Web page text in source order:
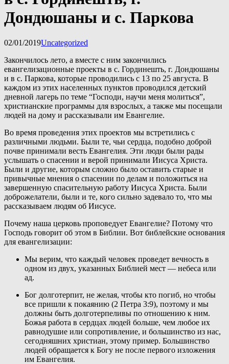
Дондюшаны и с. Парковa
02/01/2019Uncategorized
Закончилось лето, а вместе с ним закончились
евангелизационные проекты в с. Гординешть, г. Дондюшаны
и в с. Паркова, которые проводились с 13 по 25 августа. В
каждом из этих населенных пунктов проводился детский
дневной лагерь по теме “Господи, научи меня молиться”,
христианские программы для взрослых, а также мы посещали
людей на дому и рассказывали им Евангелие.
Во время проведения этих проектов мы встретились с
различными людьми. Были те, чьи сердца, подобно доброй
почве принимали весть Евангелия. Эти люди были рады
услышать о спасении и верой принимали Иисуса Христа.
Были и другие, которым сложно было оставить старые и
привычные мнения о спасении по делам и положиться на
завершенную спасительную работу Иисуса Христа. Были
доброжелатели, были и те, кого сильно задевало то, что мы
рассказываем людям об Иисусе.
Почему наша церковь проповедует Евангелие? Потому что
Господь говорит об этом в Библии. Вот библейские основания
для евангелизации:
Мы верим, что каждый человек проведет вечность в
одном из двух, указанных Библией мест — небеса или
ад.
Бог долготерпит, не желая, чтобы кто погиб, но чтобы
все пришли к покаянию (2 Петра 3:9), поэтому и мы
должны быть долготерпеливы по отношению к ним.
Божья работа в сердцах людей больше, чем любое их
равнодушие или сопротивление, и большинство из нас,
сегодняшних христиан, этому пример. Большинство
людей обращается к Богу не после первого изложения
им Евангелия.